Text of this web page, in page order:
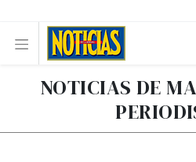
NOTICIAS DE